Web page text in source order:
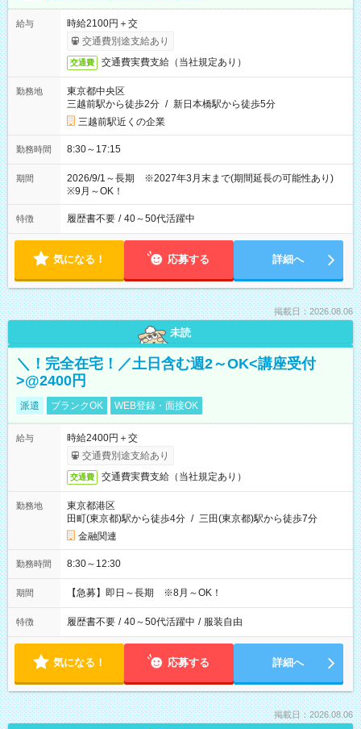
給与
時給2100円＋交
交通費別途支給あり
交通費 交通費実費支給（当社規定あり）
勤務地
東京都中央区
三越前駅から徒歩2分 / 新日本橋駅から徒歩5分
三越前駅近くの企業
勤務時間 8:30～17:15
期間
2026/9/1～長期 ※2027年3月末まで(期間延長の可能性あり)
※9月～OK！
特徴 履歴書不要 / 40～50代活躍中
気になる！ 応募する 詳細へ
掲載日：2026.08.06
未読
＼！完全在宅！／土日含む週2～OK<講座受付
>@2400円
派遣 ブランクOK WEB登録・面接OK
給与
時給2400円＋交
交通費別途支給あり
交通費 交通費実費支給（当社規定あり）
勤務地
東京都港区
田町(東京都)駅から徒歩4分 / 三田(東京都)駅から徒歩7分
金融関連
勤務時間 8:30～12:30
期間 【急募】即日～長期 ※8月～OK！
特徴 履歴書不要 / 40～50代活躍中 / 服装自由
気になる！ 応募する 詳細へ
掲載日：2026.08.06